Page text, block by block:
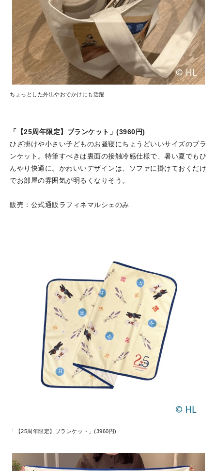
ちょっとした外出やおでかけにも活躍
「【25周年限定】ブランケット」(3960円)
ひざ掛けや小さい子どものお昼寝にちょうどいいサイズのブラ
ンケット。特筆すべきは裏面の接触冷感仕様で、暑い夏でもひ
んやり快適に。かわいいデザインは、ソファに掛けておくだけ
でお部屋の雰囲気が明るくなりそう。
販売：公式通販ラフィネマルシェのみ
「【25周年限定】ブランケット」(3960円)